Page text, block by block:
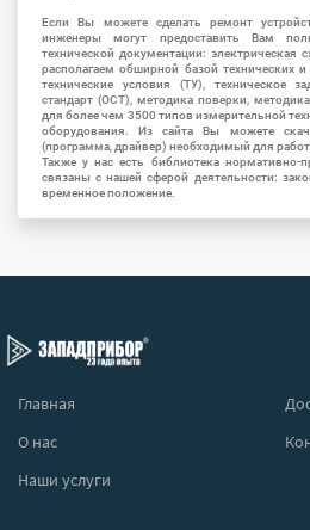
Если Вы можете сделать ремонт
инженеры могут предоставить Вам
технической документации:
располагаем обширной базой технических
технические условия (ТУ), техническое
стандарт (ОСТ), методика поверки,
для более чем 3500 типов измерительной
оборудования. Из сайта Вы можете
(программа, драйвер) необходимый для
Также у нас есть библиотека нормативно-
связаны с нашей сферой деятельности:
временное положение.
Главная
О нас
Наши услуги